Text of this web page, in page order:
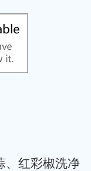
红彩椒洗净